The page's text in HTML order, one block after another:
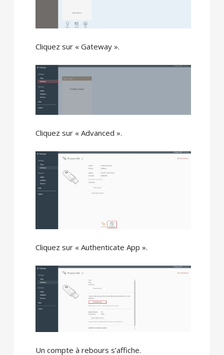
Cliquez sur « Gateway ».
Cliquez sur « Advanced ».
Cliquez sur « Authenticate App ».
Un compte à rebours s’affiche.